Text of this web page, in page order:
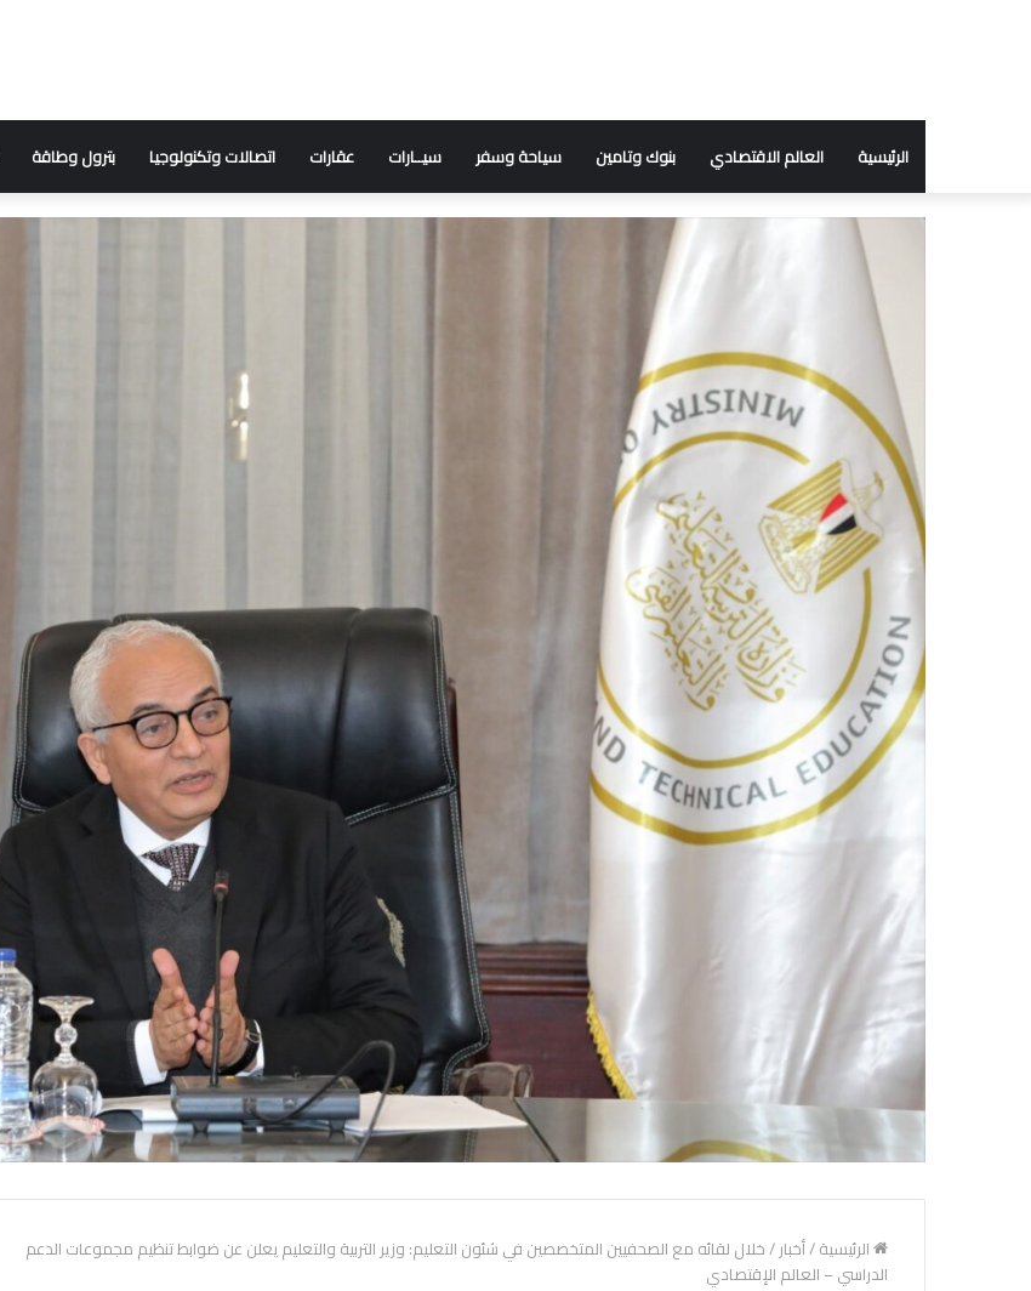
الرئيسية العالم الاقتصادي بنوك وتامين سياحة وسفر سيــارات عقارات اتصالات وتكنولوجيا بترول وطاقة
الرئيسية/أخبار/خلال لقائه مع الصحفيين المتخصصين في شئون التعليم: وزير التربية والتعليم يعلن عن ضوابط تنظيم مجموعات الدعم
الدراسي – العالم الإقتصادي